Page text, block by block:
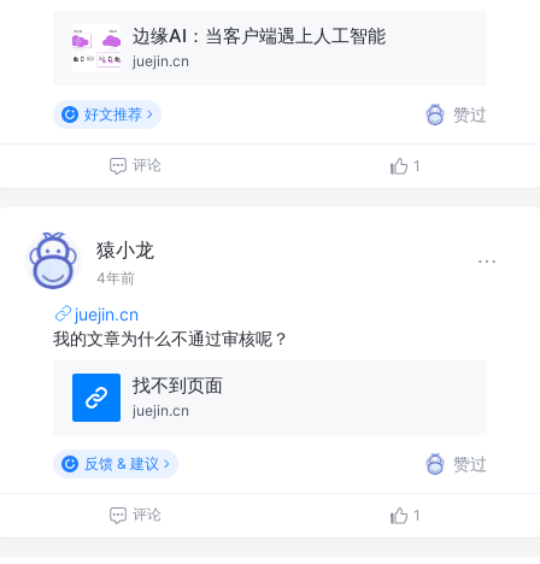
边缘AI：当客户端遇上人工智能
juejin.cn
好文推荐 赞过
评论 1
猿小龙
4年前
juejin.cn
我的文章为什么不通过审核呢？
找不到页面
juejin.cn
反馈 & 建议 赞过
评论 1